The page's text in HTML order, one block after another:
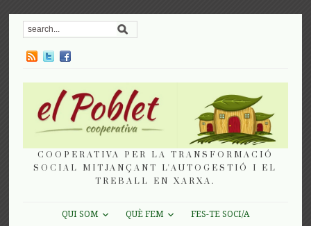
COOPERATIVA PER LA TRANSFORMACIÓ
SOCIAL MITJANÇANT L'AUTOGESTIÓ I EL
TREBALL EN XARXA.
QUI SOM QUÈ FEM
FES-TE SOCI/A